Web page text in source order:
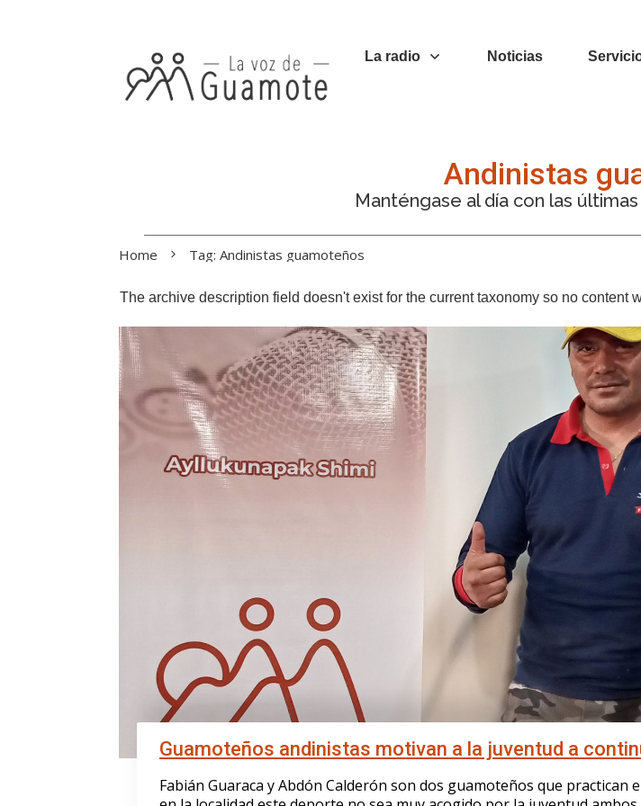
La radio Noticias
Andinistas
Manténgase al día con las
Home Tag: Andinistas guamoteños
The archive description field doesn't exist for the current taxonomy so no content
Guamoteños andinistas motivan a la juventud a
Fabián Guaraca y Abdón Calderón son dos guamoteños que practican